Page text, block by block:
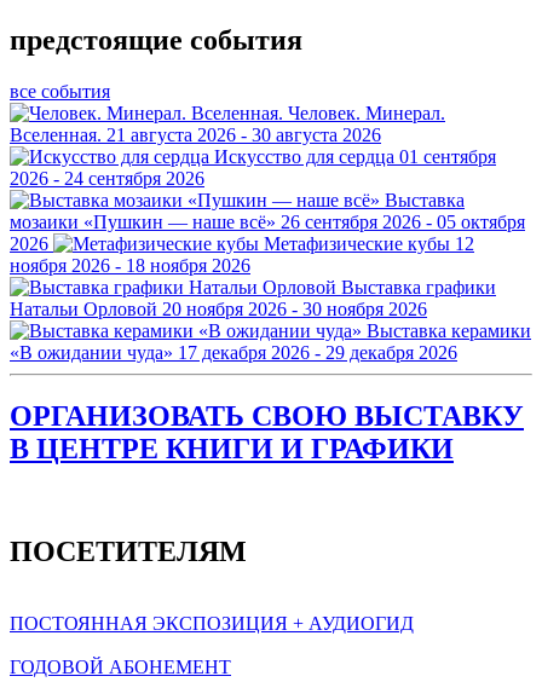
предстоящие события
все события
Человек. Минерал.
Вселенная. 21 августа 2026 - 30 августа 2026
Искусство для сердца 01 сентября
2026 - 24 сентября 2026
Выставка
мозаики «Пушкин — наше всё» 26 сентября 2026 - 05 октября
2026
Метафизические кубы 12
ноября 2026 - 18 ноября 2026
Выставка графики
Натальи Орловой 20 ноября 2026 - 30 ноября 2026
Выставка керамики
«В ожидании чуда» 17 декабря 2026 - 29 декабря 2026
ОРГАНИЗОВАТЬ СВОЮ ВЫСТАВКУ
В ЦЕНТРЕ КНИГИ И ГРАФИКИ
ПОСЕТИТЕЛЯМ
ПОСТОЯННАЯ ЭКСПОЗИЦИЯ + АУДИОГИД
ГОДОВОЙ АБОНЕМЕНТ